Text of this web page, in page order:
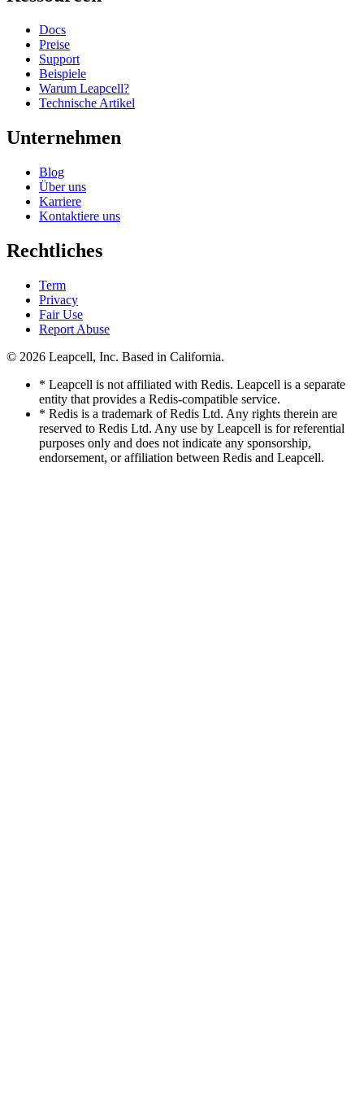
Docs
Preise
Support
Beispiele
Warum Leapcell?
Technische Artikel
Unternehmen
Blog
Über uns
Karriere
Kontaktiere uns
Rechtliches
Term
Privacy
Fair Use
Report Abuse
© 2026 Leapcell, Inc. Based in California.
* Leapcell is not affiliated with Redis. Leapcell is a separate
entity that provides a Redis-compatible service.
* Redis is a trademark of Redis Ltd. Any rights therein are
reserved to Redis Ltd. Any use by Leapcell is for referential
purposes only and does not indicate any sponsorship,
endorsement, or affiliation between Redis and Leapcell.